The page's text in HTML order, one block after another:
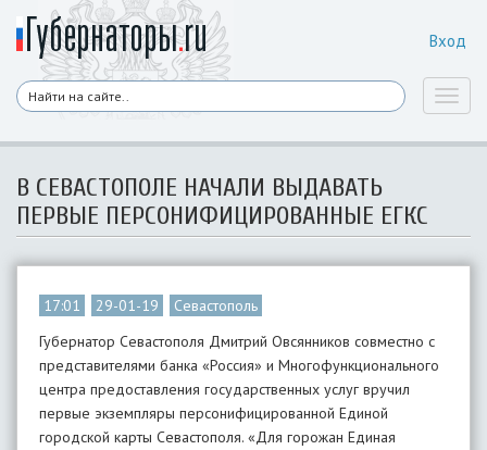
Вход
В СЕВАСТОПОЛЕ НАЧАЛИ ВЫДАВАТЬ
ПЕРВЫЕ ПЕРСОНИФИЦИРОВАННЫЕ ЕГКС
17:01 29-01-19
Севастополь
Губернатор Севастополя Дмитрий Овсянников совместно с
представителями банка «Россия» и Многофункционального
центра предоставления государственных услуг вручил
первые экземпляры персонифицированной Единой
городской карты Севастополя. «Для горожан Единая